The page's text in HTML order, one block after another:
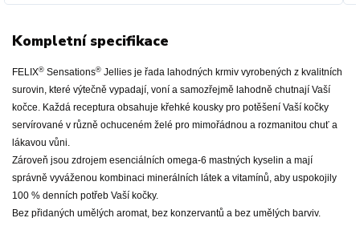
Kompletní specifikace
FELIX® Sensations® Jellies je řada lahodných krmiv vyrobených z kvalitních
surovin, které výtečně vypadají, voní a samozřejmě lahodně chutnají Vaší
kočce. Každá receptura obsahuje křehké kousky pro potěšení Vaší kočky
servírované v různě ochuceném želé pro mimořádnou a rozmanitou chuť a
lákavou vůni.
Zároveň jsou zdrojem esenciálních omega-6 mastných kyselin a mají
správně vyváženou kombinaci minerálních látek a vitamínů, aby uspokojily
100 % denních potřeb Vaší kočky.
Bez přidaných umělých aromat, bez konzervantů a bez umělých barviv.